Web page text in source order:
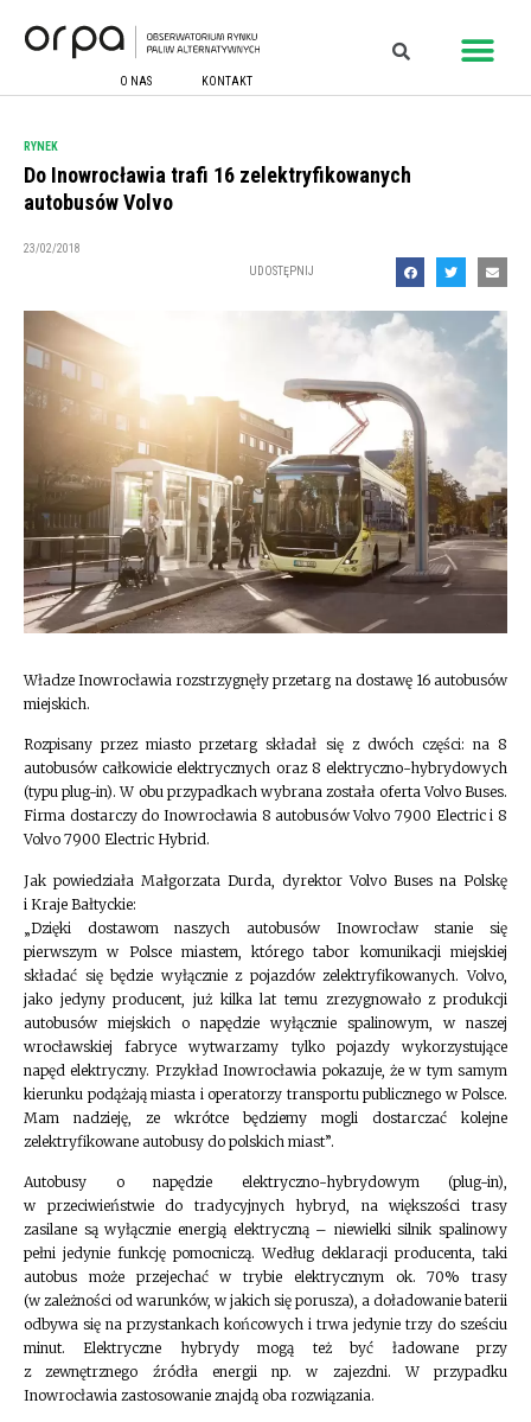
O NAS KONTAKT
RYNEK
Do Inowrocławia trafi 16 zelektryfikowanych
autobusów Volvo
23/02/2018
UDOSTĘPNIJ
Władze Inowrocławia rozstrzygnęły przetarg na dostawę 16 autobusów
miejskich.
Rozpisany przez miasto przetarg składał się z dwóch części: na 8
autobusów całkowicie elektrycznych oraz 8 elektryczno-hybrydowych
(typu plug-in). W obu przypadkach wybrana została oferta Volvo Buses.
Firma dostarczy do Inowrocławia 8 autobusów Volvo 7900 Electric i 8
Volvo 7900 Electric Hybrid.
Jak powiedziała Małgorzata Durda, dyrektor Volvo Buses na Polskę
i Kraje Bałtyckie:
„Dzięki dostawom naszych autobusów Inowrocław stanie się
pierwszym w Polsce miastem, którego tabor komunikacji miejskiej
składać się będzie wyłącznie z pojazdów zelektryfikowanych. Volvo,
jako jedyny producent, już kilka lat temu zrezygnowało z produkcji
autobusów miejskich o napędzie wyłącznie spalinowym, w naszej
wrocławskiej fabryce wytwarzamy tylko pojazdy wykorzystujące
napęd elektryczny. Przykład Inowrocławia pokazuje, że w tym samym
kierunku podążają miasta i operatorzy transportu publicznego w Polsce.
Mam nadzieję, ze wkrótce będziemy mogli dostarczać kolejne
zelektryfikowane autobusy do polskich miast”.
Autobusy o napędzie elektryczno-hybrydowym (plug-in),
w przeciwieństwie do tradycyjnych hybryd, na większości trasy
zasilane są wyłącznie energią elektryczną – niewielki silnik spalinowy
pełni jedynie funkcję pomocniczą. Według deklaracji producenta, taki
autobus może przejechać w trybie elektrycznym ok. 70% trasy
(w zależności od warunków, w jakich się porusza), a doładowanie baterii
odbywa się na przystankach końcowych i trwa jedynie trzy do sześciu
minut. Elektryczne hybrydy mogą też być ładowane przy
z zewnętrznego źródła energii np. w zajezdni. W przypadku
Inowrocławia zastosowanie znajdą oba rozwiązania.